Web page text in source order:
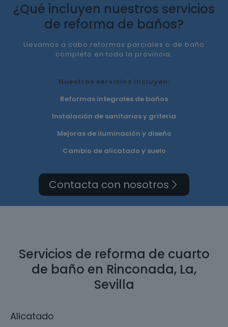
¿Qué incluyen nuestros servicios
de reforma de baños?
Llevamos a cabo reformas parciales o de baño
completo en toda la provincia.
Nuestros servicios incluyen:
Reformas integrales de baños
Instalación de sanitarios y grifería
Mejoras de iluminación y diseño
Cambio de alicatado y suelo
Contacta con nosotros
Servicios de reforma de cuarto
de baño en Rinconada, La,
Sevilla
Alicatado